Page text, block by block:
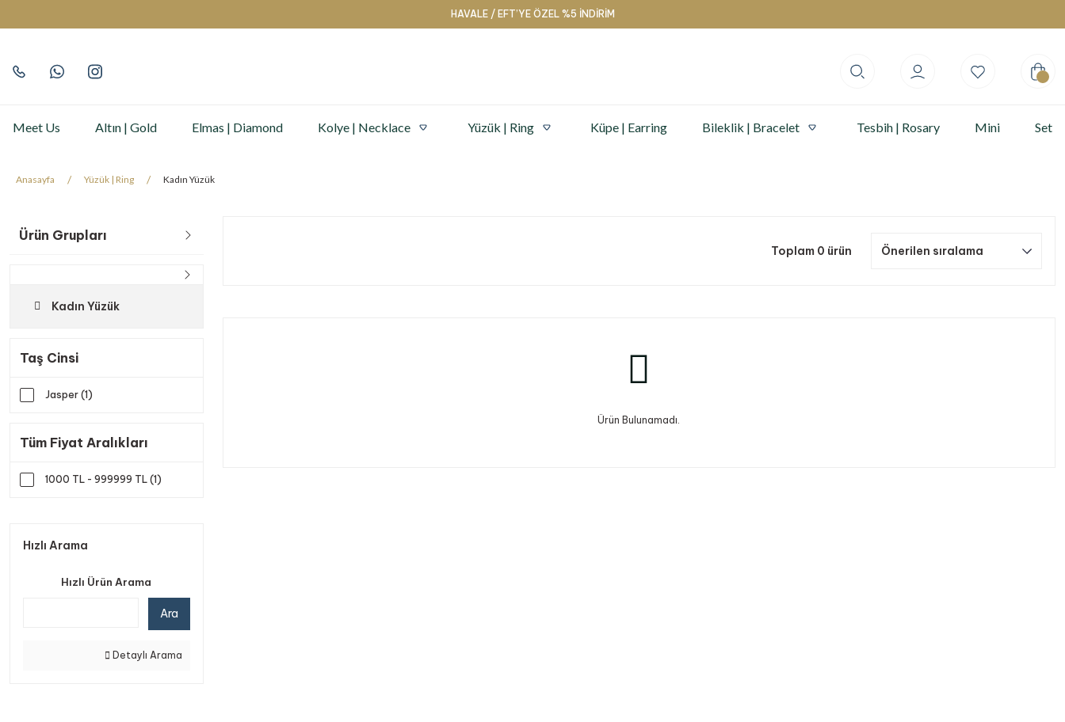
HAVALE / EFT’YE ÖZEL %5 İNDİRİM
Meet Us Altın | Gold Elmas | Diamond Kolye | Necklace Yüzük | Ring Küpe | Earring Bileklik | Bracelet Tesbih | Rosary Mini Set
Anasayfa Yüzük | Ring Kadın Yüzük
Ürün Grupları
Kadın Yüzük
Taş Cinsi
Jasper (1)
Tüm Fiyat Aralıkları
1000 TL - 999999 TL (1)
Hızlı Arama
Hızlı Ürün Arama
Ara
Detaylı Arama
Toplam 0 ürün
Ürün Bulunamadı.